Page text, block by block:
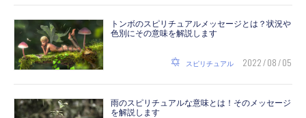
トンボのスピリチュアルメッセージとは？状況や
色別にその意味を解説します
スピリチュアル 2022 / 08 / 05
雨のスピリチュアルな意味とは！そのメッセージ
を解説します